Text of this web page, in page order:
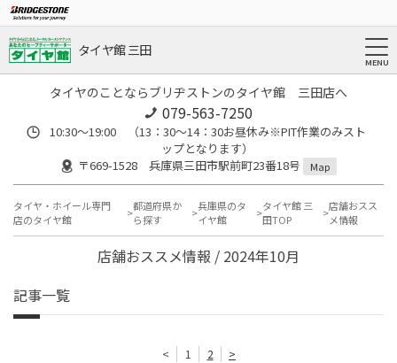
タイヤ館 三田
タイヤのことならブリヂストンのタイヤ館 三田店へ
079-563-7250
10:30～19:00 （13：30～14：30お昼休み※PIT作業のみスト
ップとなります）
〒669-1528 兵庫県三田市駅前町23番18号
Map
タイヤ・ホイール専門
店のタイヤ館
都道府県か
ら探す
兵庫県のタ
イヤ館
タイヤ館 三
田TOP
店舗おスス
メ情報
店舗おススメ情報 / 2024年10月
記事一覧
< 1 2 >